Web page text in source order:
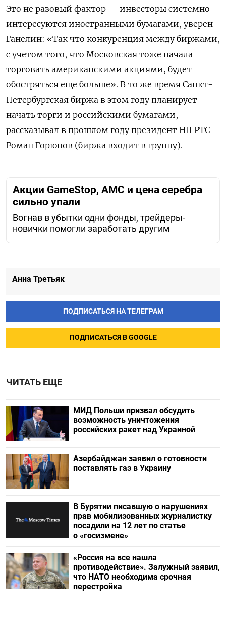
Это не разовый фактор — инвесторы системно
интересуются иностранными бумагами, уверен
Ганелин: «Так что конкуренция между биржами,
с учетом того, что Московская тоже начала
торговать американскими акциями, будет
обостряться еще больше». В то же время Санкт-
Петербургская биржа в этом году планирует
начать торги и российскими бумагами,
рассказывал в прошлом году президент НП РТС
Роман Горюнов (биржа входит в группу).
Акции GameStop, AMC и цена серебра
сильно упали
Вогнав в убытки одни фонды, трейдеры-
новички помогли заработать другим
Анна Третьяк
ПОДПИСАТЬСЯ НА ТЕЛЕГРАМ
ПОДПИСАТЬСЯ В GOOGLE
ЧИТАТЬ ЕЩЕ
МИД Польши призвал обсудить
возможность уничтожения
российских ракет над Украиной
Азербайджан заявил о готовности
поставлять газ в Украину
В Бурятии писавшую о нарушениях
прав мобилизованных журналистку
посадили на 12 лет по статье
о «госизмене»
«Россия на все нашла
противодействие». Залужный заявил,
что НАТО необходима срочная
перестройка